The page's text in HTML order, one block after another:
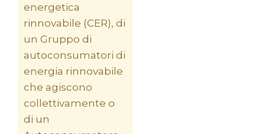
energetica
rinnovabile (CER), di
un Gruppo di
autoconsumatori di
energia rinnovabile
che agiscono
collettivamente o
di un